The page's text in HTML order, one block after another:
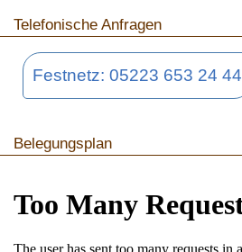
Telefonische Anfragen
Festnetz: 05223 653 24 44
Belegungsplan